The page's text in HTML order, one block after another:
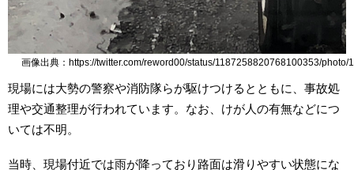
画像出典：https://twitter.com/reword00/status/1187258820768100353/photo/1
現場には大勢の警察や消防隊らが駆けつけるとともに、事故処
理や交通整理が行われています。なお、けが人の有無などにつ
いては不明。
当時、現場付近では雨が降っており路面は滑りやすい状態にな